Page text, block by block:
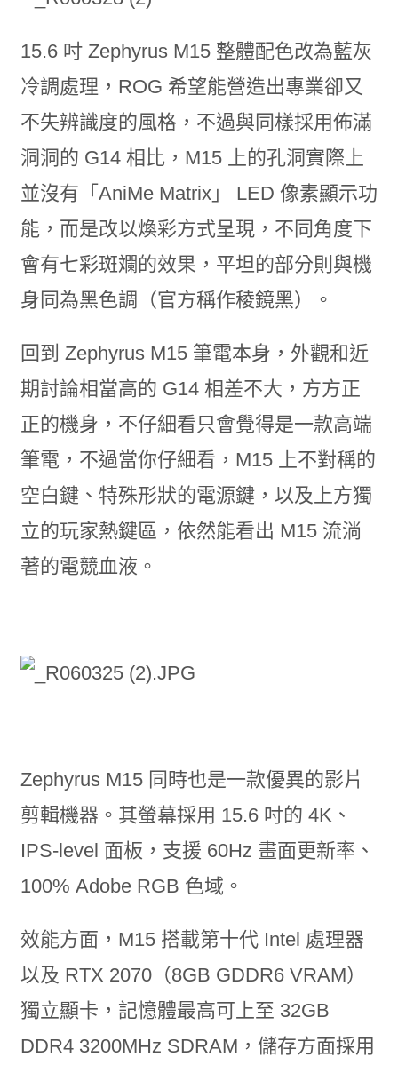
15.6 吋 Zephyrus M15 整體配色改為藍灰
冷調處理，ROG 希望能營造出專業卻又
不失辨識度的風格，不過與同樣採用佈滿
洞洞的 G14 相比，M15 上的孔洞實際上
並沒有「AniMe Matrix」 LED 像素顯示功
能，而是改以煥彩方式呈現，不同角度下
會有七彩斑斕的效果，平坦的部分則與機
身同為黑色調（官方稱作稜鏡黑）。
回到 Zephyrus M15 筆電本身，外觀和近
期討論相當高的 G14 相差不大，方方正
正的機身，不仔細看只會覺得是一款高端
筆電，不過當你仔細看，M15 上不對稱的
空白鍵、特殊形狀的電源鍵，以及上方獨
立的玩家熱鍵區，依然能看出 M15 流淌
著的電競血液。
Zephyrus M15 同時也是一款優異的影片
剪輯機器。其螢幕採用 15.6 吋的 4K、
IPS-level 面板，支援 60Hz 畫面更新率、
100% Adobe RGB 色域。
效能方面，M15 搭載第十代 Intel 處理器
以及 RTX 2070（8GB GDDR6 VRAM）
獨立顯卡，記憶體最高可上至 32GB
DDR4 3200MHz SDRAM，儲存方面採用